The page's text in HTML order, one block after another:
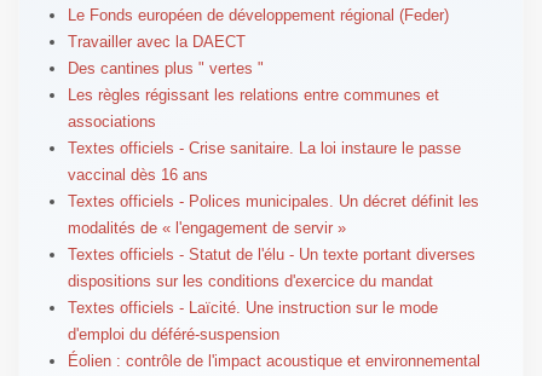
Le Fonds européen de développement régional (Feder)
Travailler avec la DAECT
Des cantines plus " vertes "
Les règles régissant les relations entre communes et
associations
Textes officiels - Crise sanitaire. La loi instaure le passe
vaccinal dès 16 ans
Textes officiels - Polices municipales. Un décret définit les
modalités de « l'engagement de servir »
Textes officiels - Statut de l'élu - Un texte portant diverses
dispositions sur les conditions d'exercice du mandat
Textes officiels - Laïcité. Une instruction sur le mode
d'emploi du déféré-suspension
Éolien : contrôle de l'impact acoustique et environnemental